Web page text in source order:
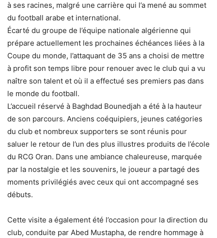
à ses racines, malgré une carrière qui l’a mené au sommet
du football arabe et international.
Écarté du groupe de l’équipe nationale algérienne qui
prépare actuellement les prochaines échéances liées à la
Coupe du monde, l’attaquant de 35 ans a choisi de mettre
à profit son temps libre pour renouer avec le club qui a vu
naître son talent et où il a effectué ses premiers pas dans
le monde du football.
L’accueil réservé à Baghdad Bounedjah a été à la hauteur
de son parcours. Anciens coéquipiers, jeunes catégories
du club et nombreux supporters se sont réunis pour
saluer le retour de l’un des plus illustres produits de l’école
du RCG Oran. Dans une ambiance chaleureuse, marquée
par la nostalgie et les souvenirs, le joueur a partagé des
moments privilégiés avec ceux qui ont accompagné ses
débuts.
Cette visite a également été l’occasion pour la direction du
club, conduite par Abed Mustapha, de rendre hommage à